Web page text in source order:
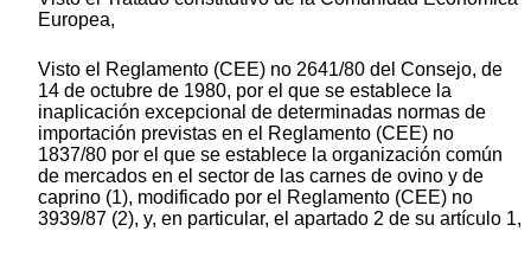
Europea,
Visto el Reglamento (CEE) no 2641/80 del Consejo, de
14 de octubre de 1980, por el que se establece la
inaplicación excepcional de determinadas normas de
importación previstas en el Reglamento (CEE) no
1837/80 por el que se establece la organización común
de mercados en el sector de las carnes de ovino y de
caprino (1), modificado por el Reglamento (CEE) no
3939/87 (2), y, en particular, el apartado 2 de su artículo 1,